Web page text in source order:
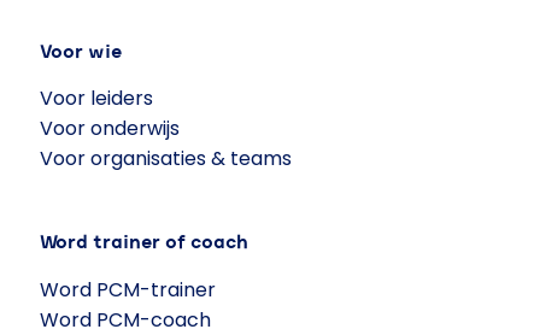
Voor wie
Voor leiders
Voor onderwijs
Voor organisaties & teams
Word trainer of coach
Word PCM-trainer
Word PCM-coach